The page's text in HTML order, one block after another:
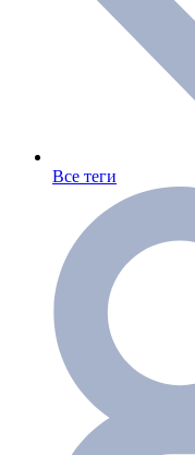
Все теги